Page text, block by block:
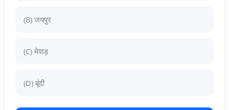
(B) जयपुर
(C) मेवाड़
(D) बूंदी